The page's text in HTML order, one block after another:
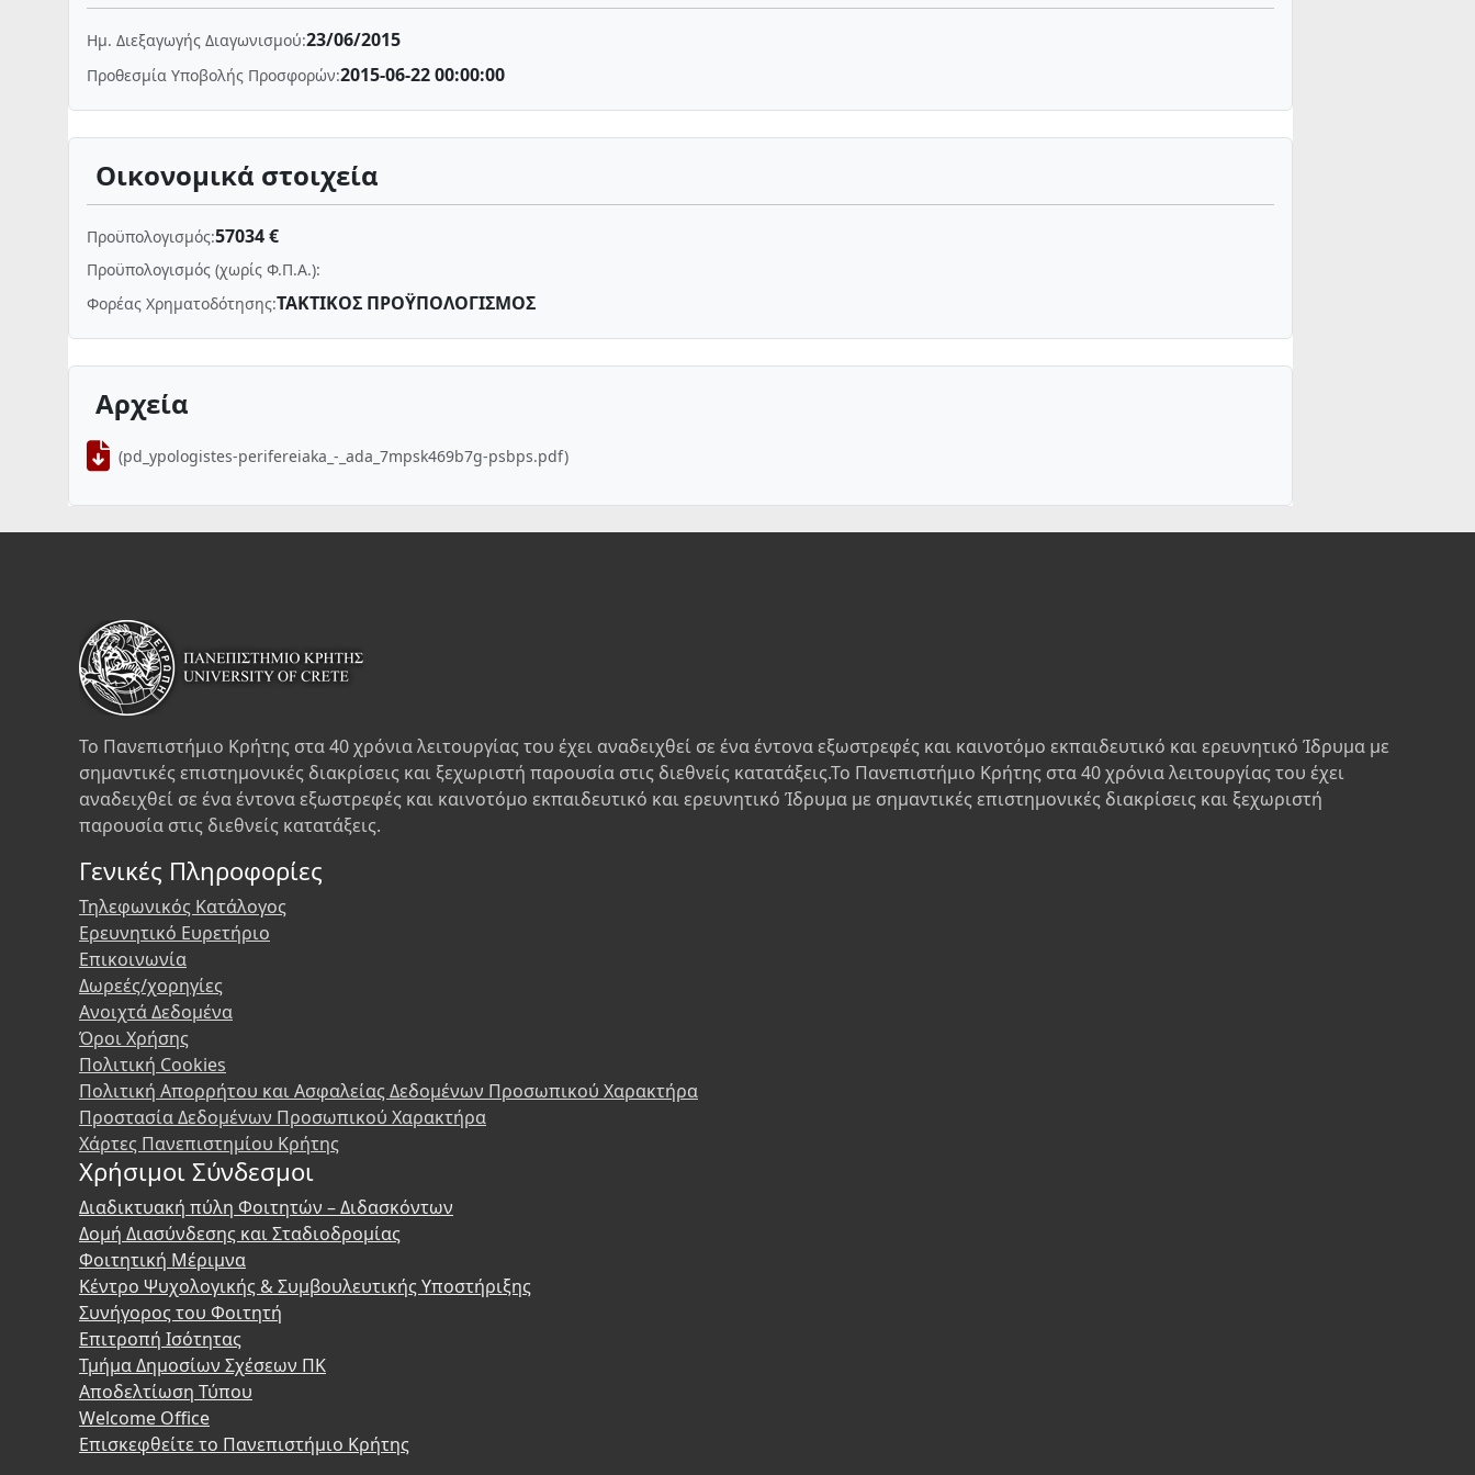
Ημ. Διεξαγωγής Διαγωνισμού:23/06/2015
Προθεσμία Υποβολής Προσφορών:2015-06-22 00:00:00
Οικονομικά στοιχεία
Προϋπολογισμός:57034 €
Προϋπολογισμός (χωρίς Φ.Π.Α.):
Φορέας Χρηματοδότησης:ΤΑΚΤΙΚΟΣ ΠΡΟΫΠΟΛΟΓΙΣΜΟΣ
Αρχεία
(pd_ypologistes-perifereiaka_-_ada_7mpsk469b7g-psbps.pdf)
Το Πανεπιστήμιο Κρήτης στα 40 χρόνια λειτουργίας του έχει αναδειχθεί σε ένα έντονα εξωστρεφές και καινοτόμο εκπαιδευτικό και ερευνητικό Ίδρυμα με
σημαντικές επιστημονικές διακρίσεις και ξεχωριστή παρουσία στις διεθνείς κατατάξεις.Το Πανεπιστήμιο Κρήτης στα 40 χρόνια λειτουργίας του έχει
αναδειχθεί σε ένα έντονα εξωστρεφές και καινοτόμο εκπαιδευτικό και ερευνητικό Ίδρυμα με σημαντικές επιστημονικές διακρίσεις και ξεχωριστή
παρουσία στις διεθνείς κατατάξεις.
Γενικές Πληροφορίες
Τηλεφωνικός Κατάλογος
Ερευνητικό Ευρετήριο
Επικοινωνία
Δωρεές/χορηγίες
Ανοιχτά Δεδομένα
Όροι Χρήσης
Πολιτική Cookies
Πολιτική Απορρήτου και Ασφαλείας Δεδομένων Προσωπικού Χαρακτήρα
Προστασία Δεδομένων Προσωπικού Χαρακτήρα
Χάρτες Πανεπιστημίου Κρήτης
Χρήσιμοι Σύνδεσμοι
Διαδικτυακή πύλη Φοιτητών – Διδασκόντων
Δομή Διασύνδεσης και Σταδιοδρομίας
Φοιτητική Μέριμνα
Κέντρο Ψυχολογικής & Συμβουλευτικής Υποστήριξης
Συνήγορος του Φοιτητή
Επιτροπή Ισότητας
Τμήμα Δημοσίων Σχέσεων ΠΚ
Αποδελτίωση Τύπου
Welcome Office
Επισκεφθείτε το Πανεπιστήμιο Κρήτης